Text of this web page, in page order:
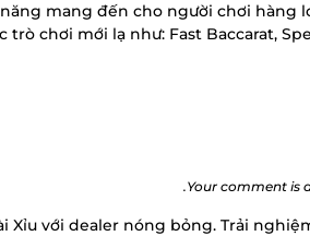
năng mang đến cho người chơi hàng
chơi mới lạ như: Fast Baccarat,
Your comment is
với dealer nóng bỏng. Trải